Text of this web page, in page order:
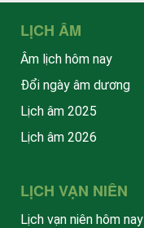
LỊCH ÂM
Âm lịch hôm nay
Đổi ngày âm dương
Lịch âm 2025
Lịch âm 2026
LỊCH VẠN NIÊN
Lịch vạn niên hôm nay